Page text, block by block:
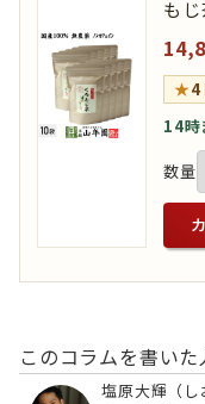
も
★4
14時
数量
このコラムを書いた
塩原大輝（し